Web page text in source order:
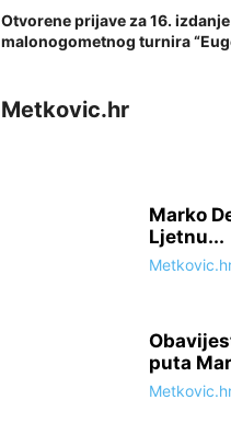
Otvorene prijave za 16. izdanje
malonogometnog turnira
Metkovic.hr
Marko
Ljetnu...
puta